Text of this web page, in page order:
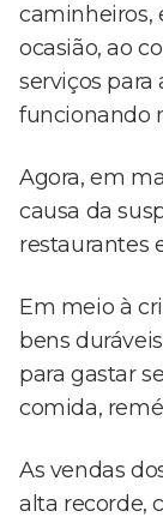
caminheiros,
ocasião, ao
serviços
funcionando
Agora, em
causa da
restaurantes
Em meio à
bens
para gastar
comida,
As vendas
alta recorde,